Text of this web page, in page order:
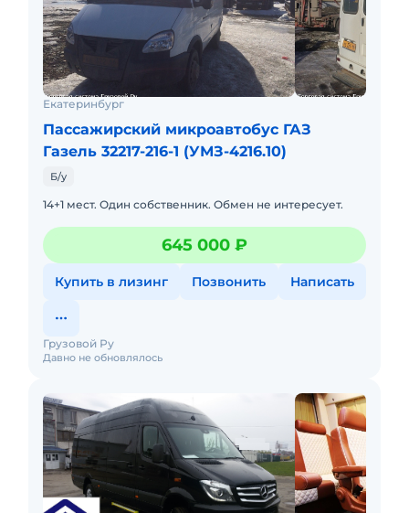
Екатеринбург
Пассажирский микроавтобус ГАЗ
Газель 32217-216-1 (УМЗ-4216.10)
Б/у
14+1 мест. Один собственник. Обмен не интересует.
645 000 ₽
Купить в лизинг Позвонить Написать
Давно не обновлялось
Грузовой Ру